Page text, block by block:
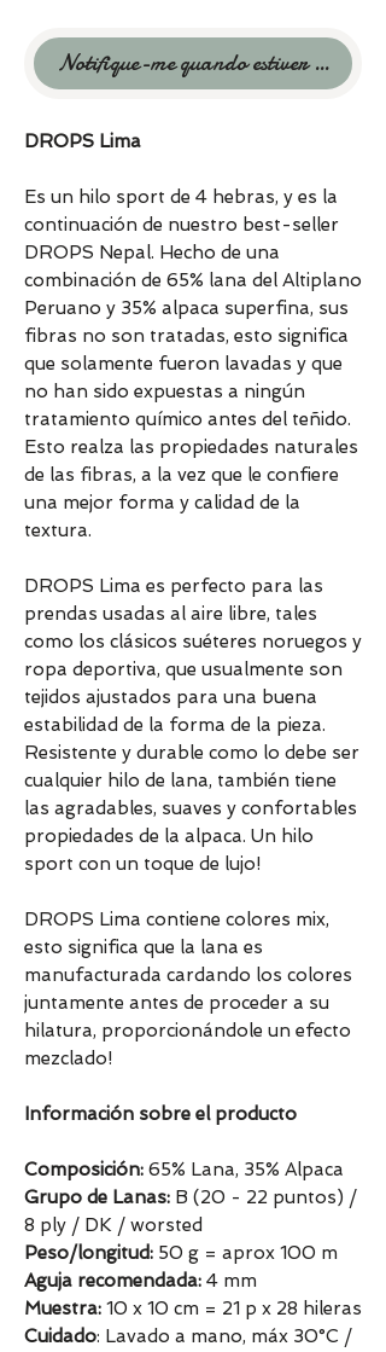
Notifique-me quando estiver disponível
DROPS Lima
Es un hilo sport de 4 hebras, y es la
continuación de nuestro best-seller
DROPS Nepal. Hecho de una
combinación de 65% lana del Altiplano
Peruano y 35% alpaca superfina, sus
fibras no son tratadas, esto significa
que solamente fueron lavadas y que
no han sido expuestas a ningún
tratamiento químico antes del teñido.
Esto realza las propiedades naturales
de las fibras, a la vez que le confiere
una mejor forma y calidad de la
textura.
DROPS Lima es perfecto para las
prendas usadas al aire libre, tales
como los clásicos suéteres noruegos y
ropa deportiva, que usualmente son
tejidos ajustados para una buena
estabilidad de la forma de la pieza.
Resistente y durable como lo debe ser
cualquier hilo de lana, también tiene
las agradables, suaves y confortables
propiedades de la alpaca. Un hilo
sport con un toque de lujo!
DROPS Lima contiene colores mix,
esto significa que la lana es
manufacturada cardando los colores
juntamente antes de proceder a su
hilatura, proporcionándole un efecto
mezclado!
Información sobre el producto
Composición: 65% Lana, 35% Alpaca
Grupo de Lanas: B (20 - 22 puntos) /
8 ply / DK / worsted
Peso/longitud: 50 g = aprox 100 m
Aguja recomendada: 4 mm
Muestra: 10 x 10 cm = 21 p x 28 hileras
Cuidado: Lavado a mano, máx 30°C /